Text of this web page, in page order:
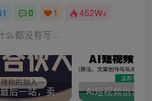
0 1 452W+
么都没有写...
网赚的最后一站，卖项目！做网赚顶级猎食者~